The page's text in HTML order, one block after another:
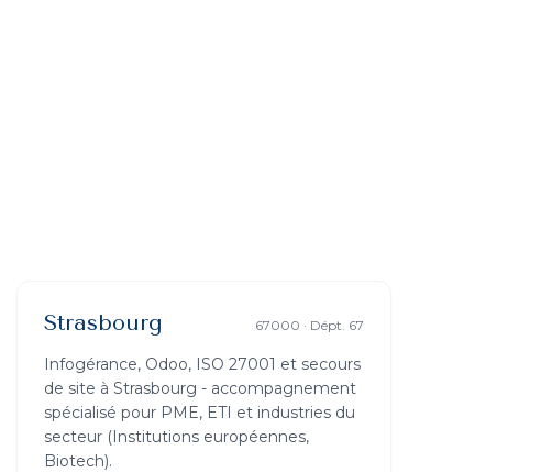
Strasbourg 67000 · Dépt. 67
Infogérance, Odoo, ISO 27001 et secours
de site à Strasbourg - accompagnement
spécialisé pour PME, ETI et industries du
secteur (Institutions européennes,
Biotech).